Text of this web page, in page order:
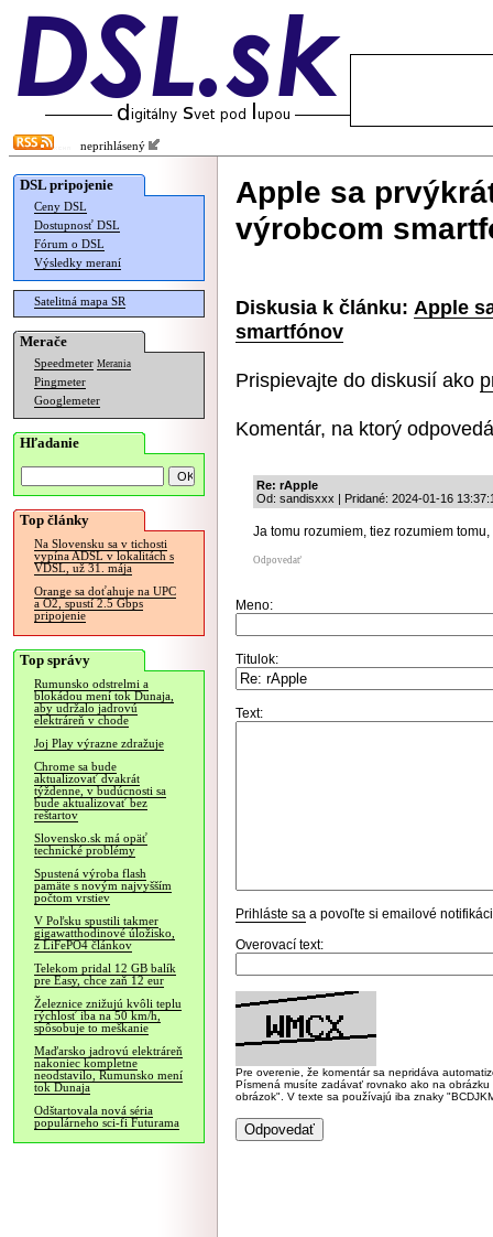
neprihlásený
DSL pripojenie
Ceny DSL
Dostupnosť DSL
Fórum o DSL
Výsledky meraní
Satelitná mapa SR
Merače
Speedmeter Merania
Pingmeter
Googlemeter
Hľadanie
Top články
Na Slovensku sa v tichosti
vypína ADSL v lokalitách s
VDSL, už 31. mája
Orange sa doťahuje na UPC
a O2, spustí 2.5 Gbps
pripojenie
Top správy
Rumunsko odstrelmi a
blokádou mení tok Dunaja,
aby udržalo jadrovú
elektráreň v chode
Joj Play výrazne zdražuje
Chrome sa bude
aktualizovať dvakrát
týždenne, v budúcnosti sa
bude aktualizovať bez
reštartov
Slovensko.sk má opäť
technické problémy
Spustená výroba flash
pamäte s novým najvyšším
počtom vrstiev
V Poľsku spustili takmer
gigawatthodinové úložisko,
z LiFePO4 článkov
Telekom pridal 12 GB balík
pre Easy, chce zaň 12 eur
Železnice znižujú kvôli teplu
rýchlosť iba na 50 km/h,
spôsobuje to meškanie
Maďarsko jadrovú elektráreň
nakoniec kompletne
neodstavilo, Rumunsko mení
tok Dunaja
Odštartovala nová séria
populárneho sci-fi Futurama
Apple sa
výrobcom
Diskusia k článku: Apple
smartfónov
Prispievajte do diskusií ako
Komentár, na ktorý
Re: rApple
Od: sandisxxx | Pridané: 2024-01-16
Ja tomu rozumiem, tiez rozumiem
Odpovedať
Meno:
Titulok:
Text:
Prihláste sa a povoľte si emailové
Overovací text:
Pre overenie, že komentár sa nepridáva
Písmená musíte zadávať rovnako ako na
obrázok". V texte sa používajú iba znaky